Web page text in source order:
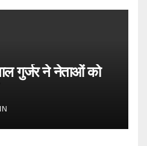
गुर्जर ने नेताओं को